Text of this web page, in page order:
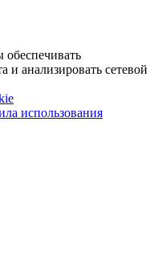
и анализировать сетевой
использования